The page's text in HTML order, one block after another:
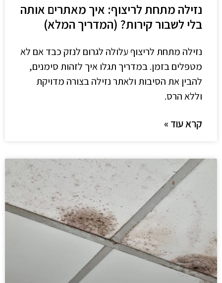
נזילה מתחת לריצוף: איך מאתרים אותה
בלי לשבור קירות? (המדריך המלא)
נזילה מתחת לריצוף עלולה לגרום לנזק כבד אם לא
מטפלים בזמן. במדריך תגלו איך לזהות סימנים,
להבין את הסיבות ולאתר נזילה בצורה מדויקת
וללא הרס.
קרא עוד »